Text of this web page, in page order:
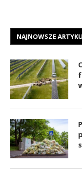
NAJNOWSZE